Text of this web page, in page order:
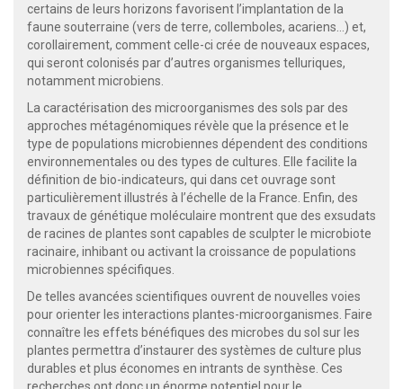
certains de leurs horizons favorisent l’implantation de la
faune souterraine (vers de terre, collemboles, acariens…) et,
corollairement, comment celle-ci crée de nouveaux espaces,
qui seront colonisés par d’autres organismes telluriques,
notamment microbiens.
La caractérisation des microorganismes des sols par des
approches métagénomiques révèle que la présence et le
type de populations microbiennes dépendent des conditions
environnementales ou des types de cultures. Elle facilite la
définition de bio-indicateurs, qui dans cet ouvrage sont
particulièrement illustrés à l’échelle de la France. Enfin, des
travaux de génétique moléculaire montrent que des exsudats
de racines de plantes sont capables de sculpter le microbiote
racinaire, inhibant ou activant la croissance de populations
microbiennes spécifiques.
De telles avancées scientifiques ouvrent de nouvelles voies
pour orienter les interactions plantes-microorganismes. Faire
connaître les effets bénéfiques des microbes du sol sur les
plantes permettra d’instaurer des systèmes de culture plus
durables et plus économes en intrants de synthèse. Ces
recherches ont donc un énorme potentiel pour le